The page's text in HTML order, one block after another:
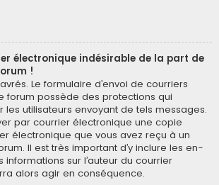
électronique indésirable de la part de
!
Le formulaire d’envoi de courriers
forum possède des protections qui
utilisateurs envoyant de tels messages.
par courrier électronique une copie
électronique que vous avez reçu à un
Il est très important d’y inclure les en-
sur l’auteur du courrier
alors agir en conséquence.